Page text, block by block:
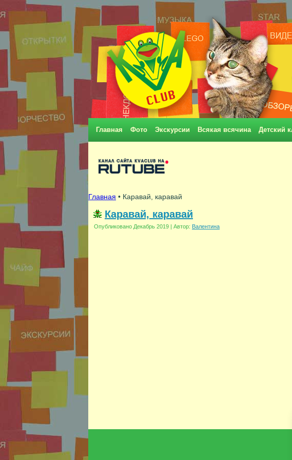
Главная Фото Экскурсии Всякая всячина Детский
Главная • Каравай, каравай
Каравай, каравай
Опубликовано Декабрь 2019 | Автор: Валентина